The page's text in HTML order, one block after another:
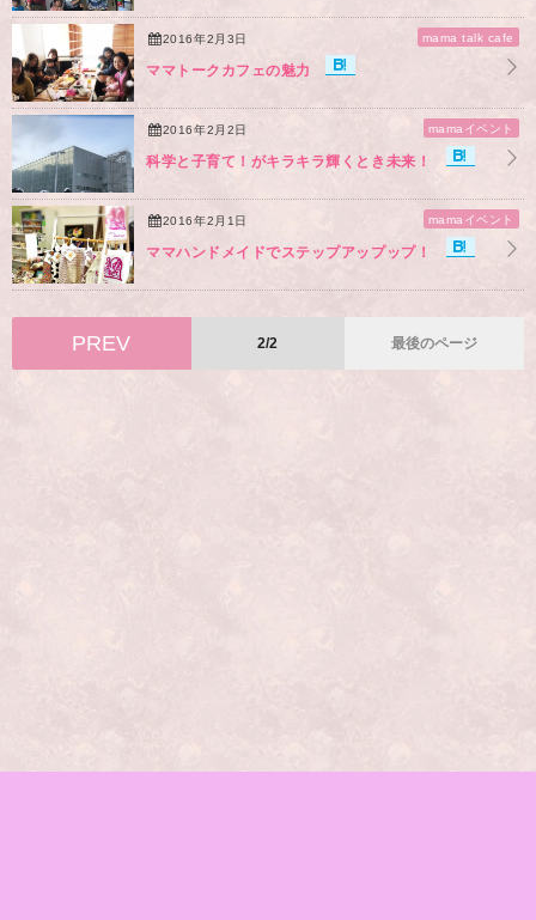
2016年2月3日 mama talk cafe
ママトークカフェの魅力
2016年2月2日 mamaイベント
科学と子育て！がキラキラ輝くとき未来！
2016年2月1日 mamaイベント
ママハンドメイドでステップアップップ！
PREV 2/2 最後のページ